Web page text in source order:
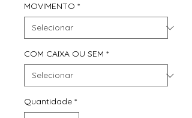
MOVIMENTO *
COM CAIXA OU SEM *
Quantidade *